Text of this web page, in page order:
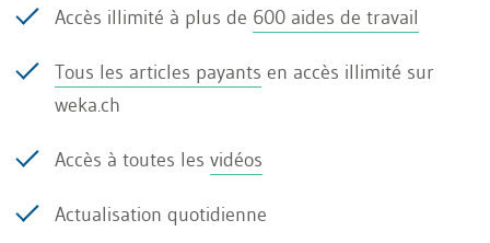
n’a pas toujours été à la hauteur de ces
exigences, ce qui a parfois donné lieu à des
difficultés.
(+)Madame R. pourra avec certitude fournir
Accès illimité à plus de 600 aides de travail
Tous les articles payants en accès illimité sur
weka.ch
Accès à toutes les vidéos
Actualisation quotidienne